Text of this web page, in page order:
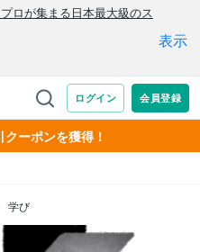
ーポンを獲得！
学び